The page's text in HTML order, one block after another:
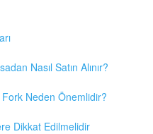
Nasıl Satın Alınır?
Neden Önemlidir?
Dikkat Edilmelidir